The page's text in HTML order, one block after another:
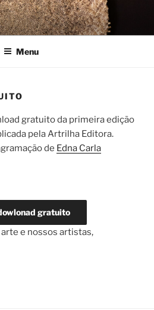
Menu
gratuito da primeira edição
pela Artrilha Editora.
de Edna Carla
gratuito
e nossos artistas,